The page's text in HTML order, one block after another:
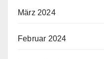
März 2024
Februar 2024